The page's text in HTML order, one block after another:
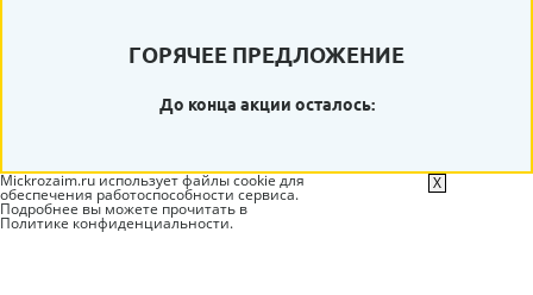
ГОРЯЧЕЕ ПРЕДЛОЖЕНИЕ
До конца акции осталось:
Mickrozaim.ru использует файлы cookie для
обеспечения работоспособности сервиса.
Подробнее вы можете прочитать в
Политике конфиденциальности.
X